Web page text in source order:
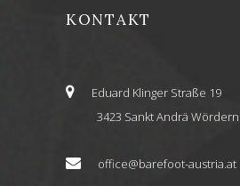
KONTAKT
Eduard Klinger Straße 19
3423 Sankt Andrä Wördern
office@barefoot-austria.at